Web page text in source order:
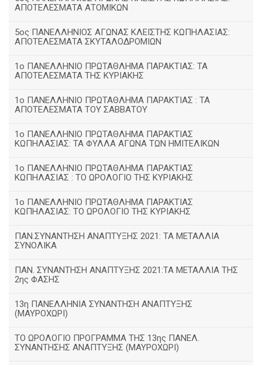
ΑΠΟΤΕΛΕΣΜΑΤΑ ΑΤΟΜΙΚΩΝ
5ος ΠΑΝΕΛΛΗΝΙΟΣ ΑΓΩΝΑΣ ΚΛΕΙΣΤΗΣ ΚΩΠΗΛΑΣΙΑΣ:
ΑΠΟΤΕΛΕΣΜΑΤΑ ΣΚΥΤΑΛΟΔΡΟΜΙΩΝ
1ο ΠΑΝΕΛΛΗΝΙΟ ΠΡΩΤΑΘΛΗΜΑ ΠΑΡΑΚΤΙΑΣ: ΤΑ
ΑΠΟΤΕΛΕΣΜΑΤΑ ΤΗΣ ΚΥΡΙΑΚΗΣ
1ο ΠΑΝΕΛΛΗΝΙΟ ΠΡΩΤΑΘΛΗΜΑ ΠΑΡΑΚΤΙΑΣ : ΤΑ
ΑΠΟΤΕΛΕΣΜΑΤΑ ΤΟΥ ΣΑΒΒΑΤΟΥ
1ο ΠΑΝΕΛΛΗΝΙΟ ΠΡΩΤΑΘΛΗΜΑ ΠΑΡΑΚΤΙΑΣ
ΚΩΠΗΛΑΣΙΑΣ: ΤΑ ΦΥΛΛΑ ΑΓΩΝΑ ΤΩΝ ΗΜΙΤΕΛΙΚΩΝ
1ο ΠΑΝΕΛΛΗΝΙΟ ΠΡΩΤΑΘΛΗΜΑ ΠΑΡΑΚΤΙΑΣ
ΚΩΠΗΛΑΣΙΑΣ : ΤΟ ΩΡΟΛΟΓΙΟ ΤΗΣ ΚΥΡΙΑΚΗΣ
1o ΠΑΝΕΛΛΗΝΙΟ ΠΡΩΤΑΘΛΗΜΑ ΠΑΡΑΚΤΙΑΣ
ΚΩΠΗΛΑΣΙΑΣ: ΤΟ ΩΡΟΛΟΓΙΟ ΤΗΣ ΚΥΡΙΑΚΗΣ
ΠΑΝ.ΣΥΝΑΝΤΗΣΗ ΑΝΑΠΤΥΞΗΣ 2021: ΤΑ ΜΕΤΑΛΛΙΑ
ΣΥΝΟΛΙΚΑ
ΠΑΝ. ΣΥΝΑΝΤΗΣΗ ΑΝΑΠΤΥΞΗΣ 2021:ΤΑ ΜΕΤΑΛΛΙΑ ΤΗΣ
2ης ΦΑΣΗΣ
13η ΠΑΝΕΛΛΗΝΙΑ ΣΥΝΑΝΤΗΣΗ ΑΝΑΠΤΥΞΗΣ
(ΜΑΥΡΟΧΩΡΙ)
ΤΟ ΩΡΟΛΟΓΙΟ ΠΡΟΓΡΑΜΜΑ ΤΗΣ 13ης ΠΑΝΕΛ.
ΣΥΝΑΝΤΗΣΗΣ ΑΝΑΠΤΥΞΗΣ (ΜΑΥΡΟΧΩΡΙ)